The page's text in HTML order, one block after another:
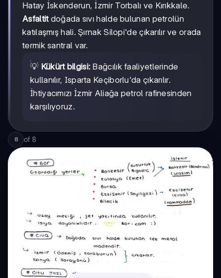
Hatay İskenderun, İzmir Torbalı ve Kırıkkale.
Asfaltitdoğada sıvı halde bulunan petrolün
katılaşmış hali. Şırnak Silopi'de çıkarılır ve orada
termik santral var.
💡 Kükürt bilgisi: Bağcılık faaliyetlerinde
kullanılır, Isparta Keçiborlu'da çıkarılır.
İhtiyacımızı İzmir Aliağa petrol rafinesinden
karşılıyoruz.
8 of 8